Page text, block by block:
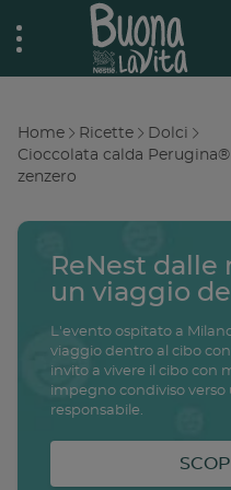
to
Nestlé Buona la
navigation
Promo e
Archivio promozioni
Buono a
salute
Ricette
Antipasti
Primi piatti
Buoni sconto
Breadcrumb
Home Ricette
Dolci
Cioccolata calda
zenzero
ReNest
un viaggio
L'evento ospitato a
viaggio dentro al cibo
invito a vivere il cibo con
impegno condiviso
responsabile.